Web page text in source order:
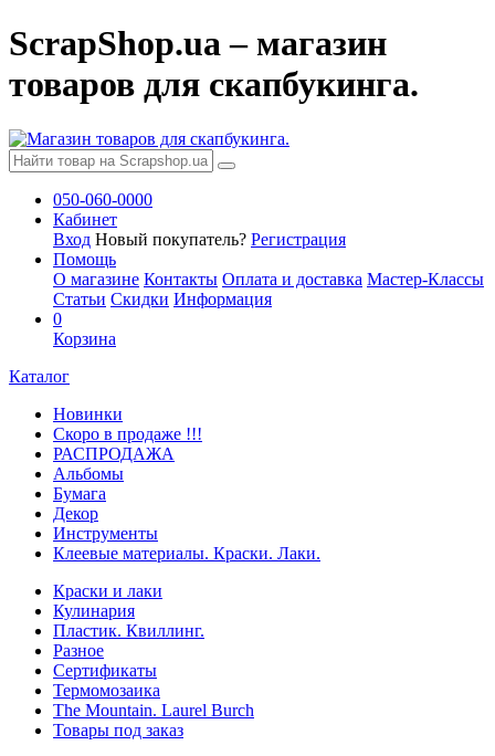
ScrapShop.ua – магазин
товаров для скапбукинга.
050-060-0000
Кабинет
Вход Новый покупатель? Регистрация
Помощь
О магазине Контакты Оплата и доставка Мастер-Классы
Статьи Скидки Информация
0
Корзина
Каталог
Новинки
Скоро в продаже !!!
РАСПРОДАЖА
Альбомы
Бумага
Декор
Инструменты
Клеевые материалы. Краски. Лаки.
Краски и лаки
Кулинария
Пластик. Квиллинг.
Разное
Сертификаты
Термомозаика
The Mountain. Laurel Burch
Товары под заказ